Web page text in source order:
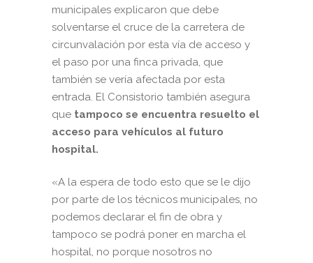
municipales explicaron que debe
solventarse el cruce de la carretera de
circunvalación por esta vía de acceso y
el paso por una finca privada, que
también se vería afectada por esta
entrada. El Consistorio también asegura
que tampoco se encuentra resuelto el
acceso para vehículos al futuro
hospital.
«A la espera de todo esto que se le dijo
por parte de los técnicos municipales, no
podemos declarar el fin de obra y
tampoco se podrá poner en marcha el
hospital, no porque nosotros no